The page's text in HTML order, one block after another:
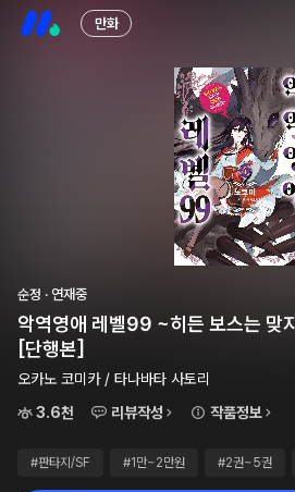
만화
순정 · 연재중
악역영애 레벨99 ~히든 보스는 맞
[단행본]
오카노 코미카 / 타나바타 사토리
3.6천
리뷰작성 작품정보
#판타지/SF #1만~2만원 #2권~5권